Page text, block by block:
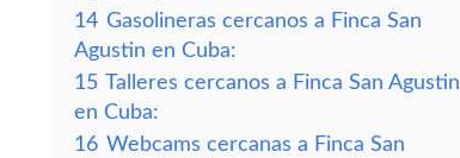
14 Gasolineras cercanos a Finca San
Agustin en Cuba:
15 Talleres cercanos a Finca San Agustin
en Cuba:
16 Webcams cercanas a Finca San